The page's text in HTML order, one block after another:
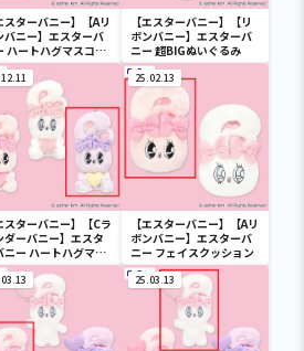
スターバニー】【Aリ
バニー】エスターバ
ハートハグマスコッ
【エスターバニー】【リ
ボンバニー】エスターバ
ニー 超BIGぬいぐるみ
スターバニー】【Cラ
ダーバニー】エスタ
ニー ハートハグマス
ト
25.02.13
【エスターバニー】【Aリ
ボンバニー】エスターバ
ニー フェイスクッション
25.03.13